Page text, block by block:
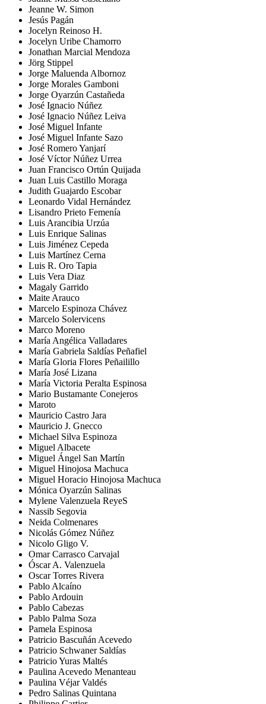
Jeanne W. Simon
Jesús Pagán
Jocelyn Reinoso H.
Jocelyn Uribe Chamorro
Jonathan Marcial Mendoza
Jörg Stippel
Jorge Maluenda Albornoz
Jorge Morales Gamboni
Jorge Oyarzún Castañeda
José Ignacio Núñez
José Ignacio Núñez Leiva
José Miguel Infante
José Miguel Infante Sazo
José Romero Yanjarí
José Víctor Núñez Urrea
Juan Francisco Ortún Quijada
Juan Luis Castillo Moraga
Judith Guajardo Escobar
Leonardo Vidal Hernández
Lisandro Prieto Femenía
Luis Arancibia Urzúa
Luis Enrique Salinas
Luis Jiménez Cepeda
Luis Martínez Cerna
Luis R. Oro Tapia
Luis Vera Diaz
Magaly Garrido
Maite Arauco
Marcelo Espinoza Chávez
Marcelo Solervicens
Marco Moreno
María Angélica Valladares
María Gabriela Saldías Peñafiel
María Gloria Flores Peñailillo
María José Lizana
María Victoria Peralta Espinosa
Mario Bustamante Conejeros
Maroto
Mauricio Castro Jara
Mauricio J. Gnecco
Michael Silva Espinoza
Miguel Albacete
Miguel Ángel San Martín
Miguel Hinojosa Machuca
Miguel Horacio Hinojosa Machuca
Mónica Oyarzún Salinas
Mylene Valenzuela ReyeS
Nassib Segovia
Neida Colmenares
Nicolás Gómez Núñez
Nicolo Gligo V.
Omar Carrasco Carvajal
Óscar A. Valenzuela
Oscar Torres Rivera
Pablo Alcaíno
Pablo Ardouin
Pablo Cabezas
Pablo Palma Soza
Pamela Espinosa
Patricio Bascuñán Acevedo
Patricio Schwaner Saldías
Patricio Yuras Maltés
Paulina Acevedo Menanteau
Paulina Véjar Valdés
Pedro Salinas Quintana